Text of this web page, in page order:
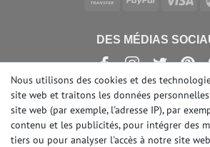
DES MÉDIAS
© Copyright 2026 | e-Delux
Nous utilisons des cookies et des
site web et traitons les données
site web (par exemple, l'adresse IP), par
contenu et les publicités, pour intégrer des
tiers ou pour analyser l'accès à notre site